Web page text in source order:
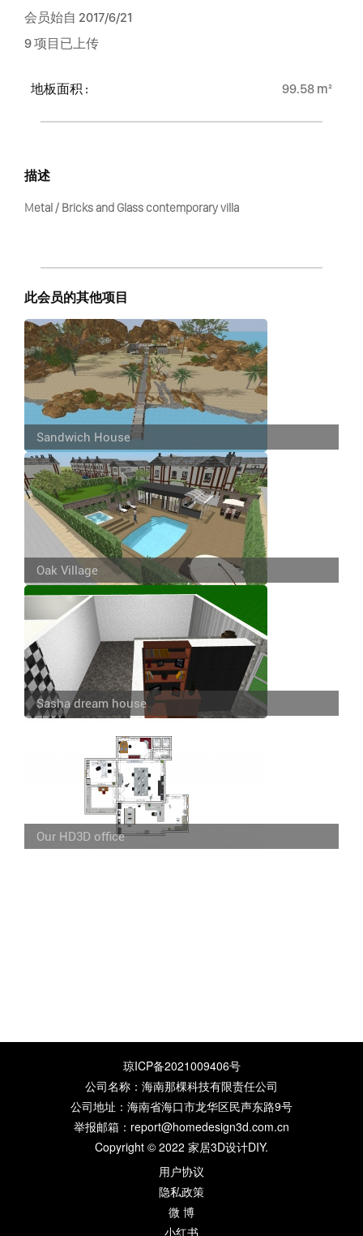
会员始自 2017/6/21
9 项目已上传
地板面积 : 99.58 m²
描述
Metal / Bricks and Glass contemporary villa
此会员的其他项目
Sandwich House
Oak Village
Sasha dream house
Our HD3D office
琼ICP备2021009406号
公司名称：海南那棵科技有限责任公司
公司地址：海南省海口市龙华区民声东路9号
举报邮箱：report@homedesign3d.com.cn
Copyright © 2022 家居3D设计DIY.
用户协议
隐私政策
微 博
小红书